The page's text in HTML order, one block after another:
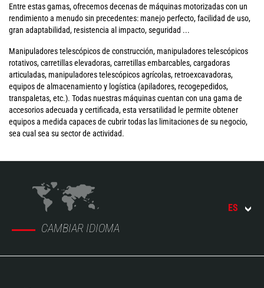
Entre estas gamas, ofrecemos decenas de máquinas motorizadas con un
rendimiento a menudo sin precedentes: manejo perfecto, facilidad de uso,
gran adaptabilidad, resistencia al impacto, seguridad ...
Manipuladores telescópicos de construcción, manipuladores telescópicos
rotativos, carretillas elevadoras, carretillas embarcables, cargadoras
articuladas, manipuladores telescópicos agrícolas, retroexcavadoras,
equipos de almacenamiento y logística (apiladores, recogepedidos,
transpaletas, etc.). Todas nuestras máquinas cuentan con una gama de
accesorios adecuada y certificada, esta versatilidad le permite obtener
equipos a medida capaces de cubrir todas las limitaciones de su negocio,
sea cual sea su sector de actividad.
CAMBIAR IDIOMA
ES